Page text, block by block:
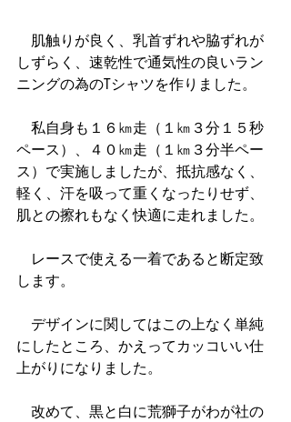
肌触りが良く、乳首ずれや脇ずれが
しずらく、速乾性で通気性の良いラン
ニングの為のTシャツを作りました。
私自身も１６㎞走（１㎞３分１５秒
ペース）、４０㎞走（１㎞３分半ペー
ス）で実施しましたが、抵抗感なく、
軽く、汗を吸って重くなったりせず、
肌との擦れもなく快適に走れました。
レースで使える一着であると断定致
します。
デザインに関してはこの上なく単純
にしたところ、かえってカッコいい仕
上がりになりました。
改めて、黒と白に荒獅子がわが社の